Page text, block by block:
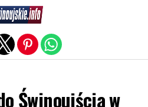
Świnoujścia w
version